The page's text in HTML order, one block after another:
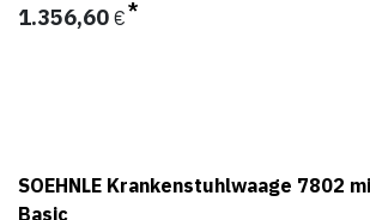
BMI-Funktion
Vier hochbelastbare Lenkrollen mit
1.356,60 €
SOEHNLE Krankenstuhlwaage 7802
Basic